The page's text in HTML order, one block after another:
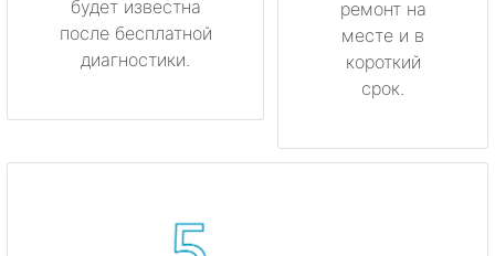
будет известна
после бесплатной
диагностики.
ремонт на
месте и в
короткий
срок.